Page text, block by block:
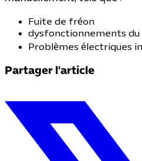
Fuite de fréon
dysfonctionnements du
Problèmes électriques
Partager l'article